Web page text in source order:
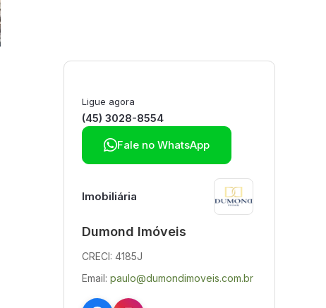
Ligue agora
(45) 3028-8554
Fale no WhatsApp
Imobiliária
Dumond Imóveis
CRECI: 4185J
Email: paulo@dumondimoveis.com.br